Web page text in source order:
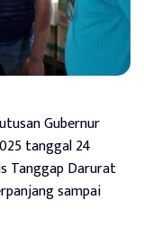
Gubernur
tanggal 24
Tanggap Darurat
sampai